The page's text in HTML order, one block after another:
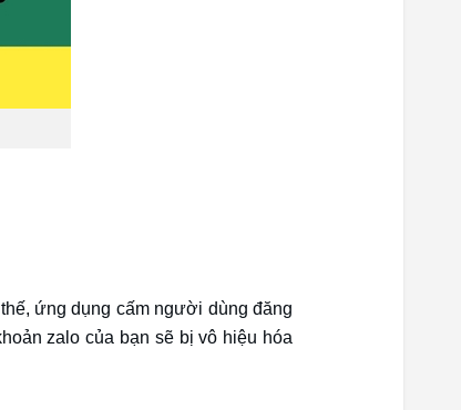
ứng dụng cấm người dùng đăng
zalo của bạn sẽ bị vô hiệu hóa